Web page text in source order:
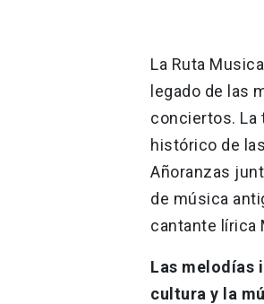
La Ruta
legado de las
conciertos. La
histórico de
Añoranzas
de música
cantante lírica
Las melodías
cultura y la